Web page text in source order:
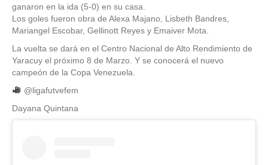
ganaron en la ida (5-0) en su casa.
Los goles fueron obra de Alexa Majano, Lisbeth Bandres,
Mariangel Escobar, Gellinott Reyes y Emaiver Mota.
La vuelta se dará en el Centro Nacional de Alto Rendimiento de
Yaracuy el próximo 8 de Marzo. Y se conocerá el nuevo
campeón de la Copa Venezuela.
@ligafutvefem
Dayana Quintana